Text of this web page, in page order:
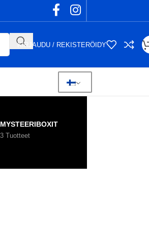
KIRJAUDU / REKISTERÖIDY
MYSTEERIBOXIT
3 Tuotteet